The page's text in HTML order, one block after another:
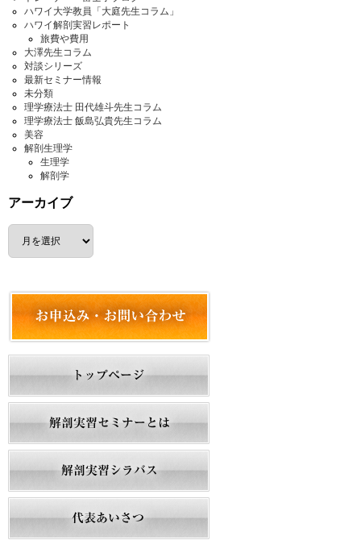
ハワイ大学教員「大庭先生コラム」
ハワイ解剖実習レポート
旅費や費用
大澤先生コラム
対談シリーズ
最新セミナー情報
未分類
理学療法士 田代雄斗先生コラム
理学療法士 飯島弘貴先生コラム
美容
解剖生理学
生理学
解剖学
アーカイブ
ア
カ